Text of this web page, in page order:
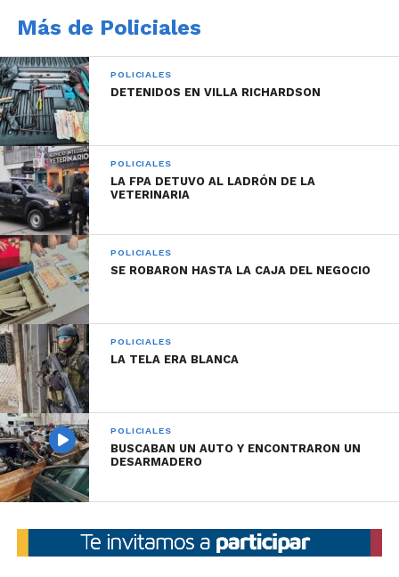
Más de Policiales
POLICIALES
DETENIDOS EN VILLA RICHARDSON
POLICIALES
LA FPA DETUVO AL LADRÓN DE LA
VETERINARIA
POLICIALES
SE ROBARON HASTA LA CAJA DEL NEGOCIO
POLICIALES
LA TELA ERA BLANCA
POLICIALES
BUSCABAN UN AUTO Y ENCONTRARON UN
DESARMADERO